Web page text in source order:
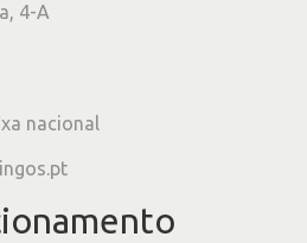
4-A
nacional